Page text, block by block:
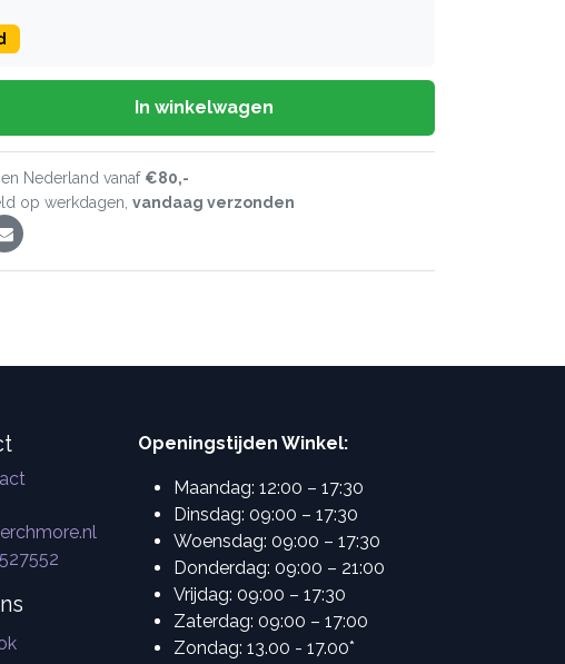
In winkelwagen
Nederland vanaf €80,-
op werkdagen, vandaag verzonden
Openingstijden Winkel:
Maandag: 12:00 – 17:30
Dinsdag: 09:00 – 17:30
Woensdag: 09:00 – 17:30
Donderdag: 09:00 – 21:00
Vrijdag: 09:00 – 17:30
Zaterdag: 09:00 – 17:00
Zondag: 13.00 - 17.00*